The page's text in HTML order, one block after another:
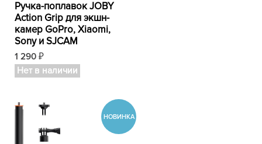
Ручка-поплавок JOBY
Action Grip для экшн-
камер GoPro, Xiaomi,
Sony и SJCAM
1 290 ₽
Нет в наличии